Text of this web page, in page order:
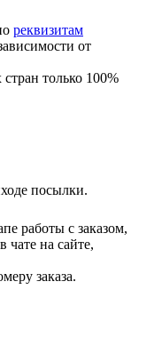
реквизитам
от
только 100%
посылки.
работы с заказом,
чате на сайте,
заказа.